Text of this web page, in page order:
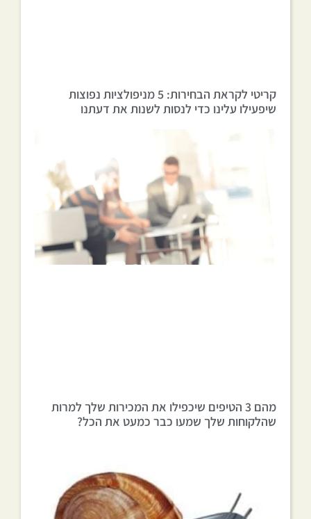
קריטי לקראת הבחירות: 5 מניפולציות נפוצות
שיפעילו עלינו כדי לנסות לשנות את דעתנו
מהם 3 הטיפים שיכפילו את המכירות שלך למרות
שהלקוחות שלך שמעו כבר כמעט את הכל?